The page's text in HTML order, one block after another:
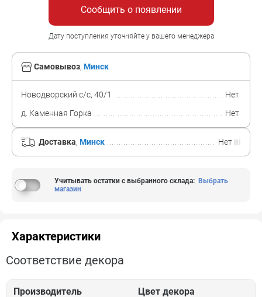
Сообщить о появлении
Дату поступления уточняйте у вашего менеджера
Самовывоз, Минск
Новодворский с/с, 40/1
Нет
д. Каменная Горка
Нет
Доставка, Минск Нет
Учитывать остатки с выбранного склада: Выбрать
магазин
Характеристики
Соответствие декора
Производитель Цвет декора